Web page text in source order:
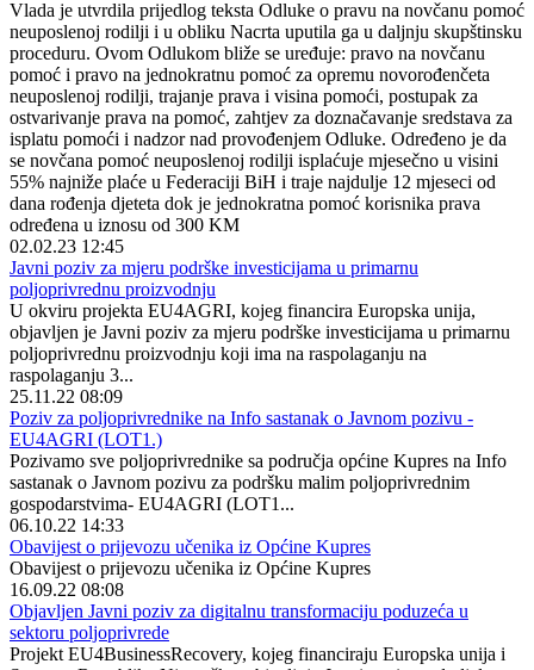
Vlada je utvrdila prijedlog teksta Odluke o pravu na novčanu pomoć
neuposlenoj rodilji i u obliku Nacrta uputila ga u daljnju skupštinsku
proceduru. Ovom Odlukom bliže se uređuje: pravo na novčanu
pomoć i pravo na jednokratnu pomoć za opremu novorođenčeta
neuposlenoj rodilji, trajanje prava i visina pomoći, postupak za
ostvarivanje prava na pomoć, zahtjev za doznačavanje sredstava za
isplatu pomoći i nadzor nad provođenjem Odluke. Određeno je da
se novčana pomoć neuposlenoj rodilji isplaćuje mjesečno u visini
55% najniže plaće u Federaciji BiH i traje najdulje 12 mjeseci od
dana rođenja djeteta dok je jednokratna pomoć korisnika prava
određena u iznosu od 300 KM
02.02.23 12:45
Javni poziv za mjeru podrške investicijama u primarnu
poljoprivrednu proizvodnju
U okviru projekta EU4AGRI, kojeg financira Europska unija,
objavljen je Javni poziv za mjeru podrške investicijama u primarnu
poljoprivrednu proizvodnju koji ima na raspolaganju na
raspolaganju 3...
25.11.22 08:09
Poziv za poljoprivrednike na Info sastanak o Javnom pozivu -
EU4AGRI (LOT1.)
Pozivamo sve poljoprivrednike sa područja općine Kupres na Info
sastanak o Javnom pozivu za podršku malim poljoprivrednim
gospodarstvima- EU4AGRI (LOT1...
06.10.22 14:33
Obavijest o prijevozu učenika iz Općine Kupres
Obavijest o prijevozu učenika iz Općine Kupres
16.09.22 08:08
Objavljen Javni poziv za digitalnu transformaciju poduzeća u
sektoru poljoprivrede
Projekt EU4BusinessRecovery, kojeg financiraju Europska unija i